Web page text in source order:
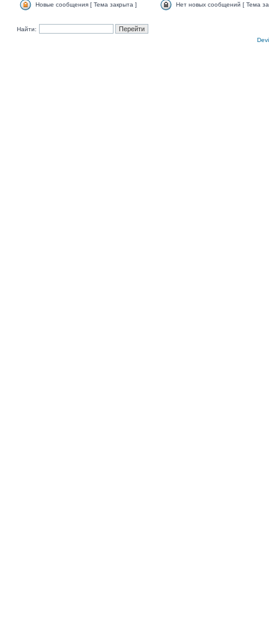
Новые сообщения [ Тема закрыта ] Нет новых сообщений [ Тема
Найти: